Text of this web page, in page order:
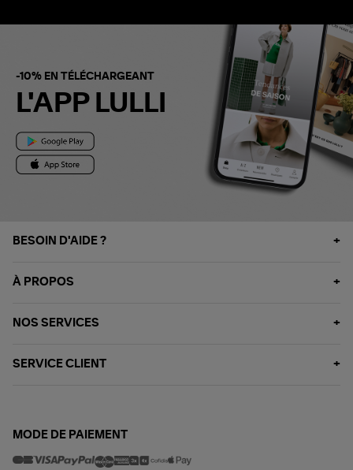
-10% EN TÉLÉCHARGEANT
L'APP LULLI
BESOIN D'AIDE ?
À PROPOS
NOS SERVICES
SERVICE CLIENT
MODE DE PAIEMENT